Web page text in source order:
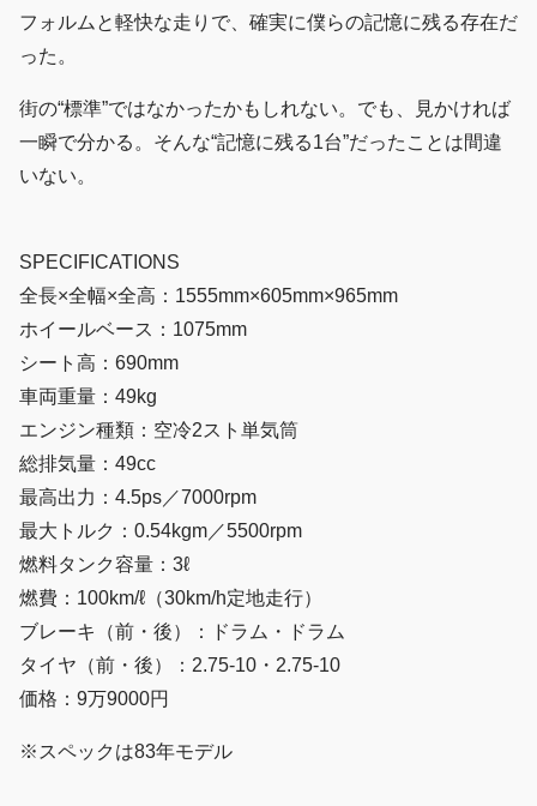
フォルムと軽快な走りで、確実に僕らの記憶に残る存在だ
った。
街の“標準”ではなかったかもしれない。でも、見かければ
一瞬で分かる。そんな“記憶に残る1台”だったことは間違
いない。
SPECIFICATIONS
全長×全幅×全高：1555mm×605mm×965mm
ホイールベース：1075mm
シート高：690mm
車両重量：49kg
エンジン種類：空冷2スト単気筒
総排気量：49cc
最高出力：4.5ps／7000rpm
最大トルク：0.54kgm／5500rpm
燃料タンク容量：3ℓ
燃費：100km/ℓ（30km/h定地走行）
ブレーキ（前・後）：ドラム・ドラム
タイヤ（前・後）：2.75-10・2.75-10
価格：9万9000円
※スペックは83年モデル